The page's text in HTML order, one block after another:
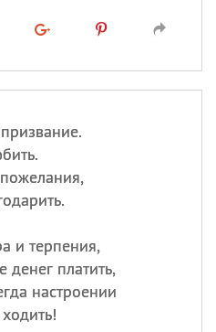
и терпения,
денег платить,
настроении